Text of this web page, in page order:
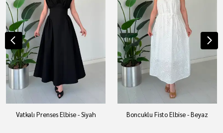
Vatkalı Prenses Elbise - Siyah Boncuklu Fisto Elbise - Beyaz